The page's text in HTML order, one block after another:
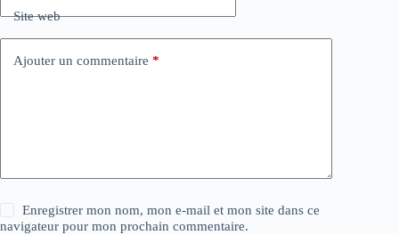
Site web
Ajouter un commentaire *
Enregistrer mon nom, mon e-mail et mon site dans ce
navigateur pour mon prochain commentaire.